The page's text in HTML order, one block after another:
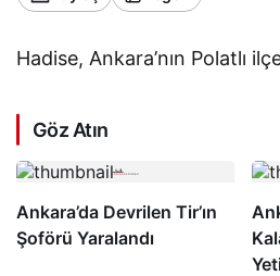
Hadise, Ankara’nın Polatlı
Göz Atın
Ankara’da Devrilen Tir’ın
Şoförü Yaralandı